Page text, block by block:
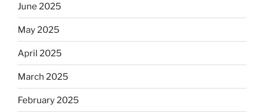
June 2025
May 2025
April 2025
March 2025
February 2025